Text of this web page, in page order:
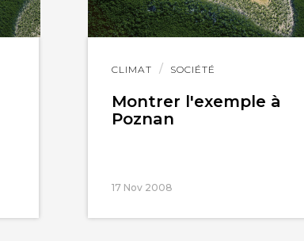
CLIMAT SOCIÉTÉ
Montrer l'exemple à
Poznan
17 Nov 2008
Lire